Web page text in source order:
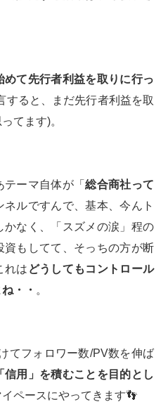
めて先行者利益を取りに行っ
すると、まだ先行者利益を取
てます)。
テーマ自体が「総合商社って
ネルですんで、基本、今んト
かなく、「スズメの涙」程の
資もしてて、そっちの方が断
れは どうしてもコントロール
・・ 。
てフォロワー数/PV数を伸ば
信用」を積むことを目的とし
ペースにやってきます👣